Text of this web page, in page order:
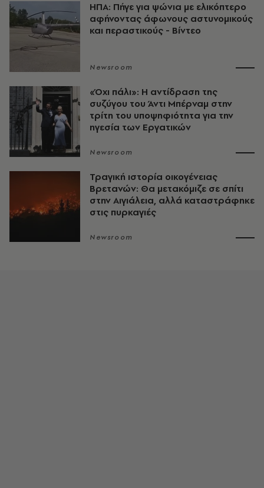
ΗΠΑ: Πήγε για ψώνια με ελικόπτερο
αφήνοντας άφωνους αστυνομικούς
και περαστικούς - Βίντεο
Newsroom
«Όχι πάλι»: Η αντίδραση της
συζύγου του Άντι Μπέρναμ στην
τρίτη του υποψηφιότητα για την
ηγεσία των Εργατικών
Newsroom
Τραγική ιστορία οικογένειας
Βρετανών: Θα μετακόμιζε σε σπίτι
στην Αιγιάλεια, αλλά καταστράφηκε
στις πυρκαγιές
Newsroom